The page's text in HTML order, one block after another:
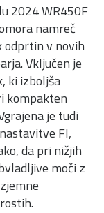
2024 WR450F
namreč
odprtin v novih
Vključen je
ki izboljša
kompakten
je tudi
FI,
da pri nižjih
moči z